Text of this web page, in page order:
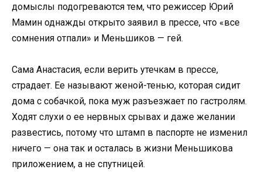
домыслы подогреваются тем, что режиссер Юрий
Мамин однажды открыто заявил в прессе, что «все
сомнения отпали» и Меньшиков — гей.
Сама Анастасия, если верить утечкам в прессе,
страдает. Ее называют женой-тенью, которая сидит
дома с собачкой, пока муж разъезжает по гастролям.
Ходят слухи о ее нервных срывах и даже желании
развестись, потому что штамп в паспорте не изменил
ничего — она так и осталась в жизни Меньшикова
приложением, а не спутницей.